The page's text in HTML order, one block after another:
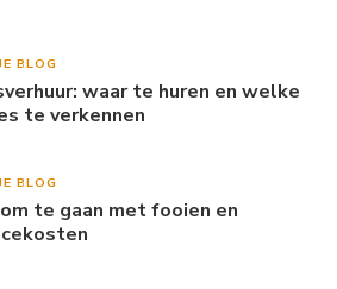
BLOG
waar te huren en welke
te verkennen
BLOG
te gaan met fooien en